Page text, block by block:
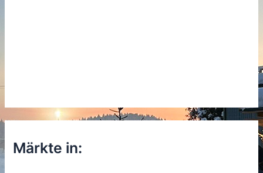
Märkte in: